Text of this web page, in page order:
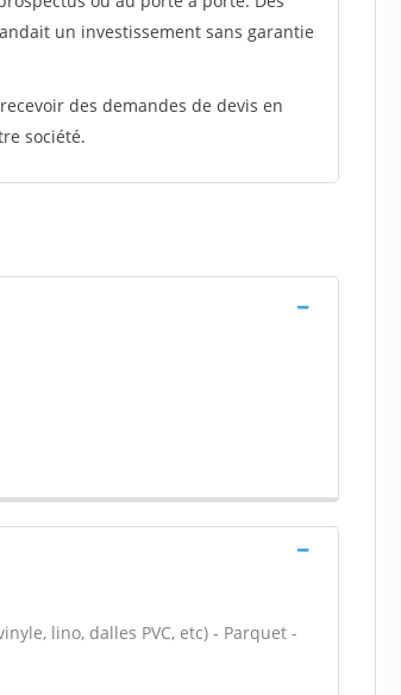
un investissement sans garantie
des demandes de devis en
société.
lino, dalles PVC, etc) - Parquet -